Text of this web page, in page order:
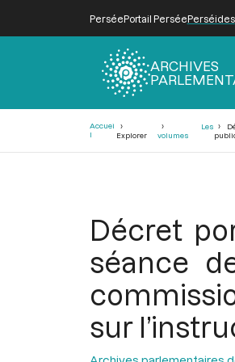
PerséePortail PerséePerséides
ARCHIVES
Accuei
l
Explorer
Les
volumes
Décret
séance
sur